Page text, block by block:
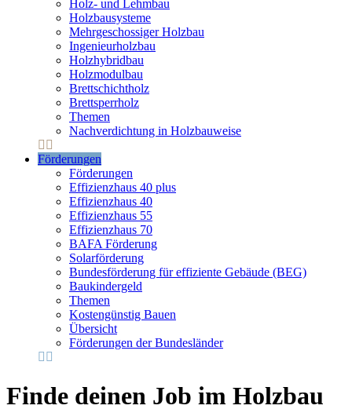
Holz- und Lehmbau
Holzbausysteme
Mehrgeschossiger Holzbau
Ingenieurholzbau
Holzhybridbau
Holzmodulbau
Brettschichtholz
Brettsperrholz
Themen
Nachverdichtung in Holzbauweise
Förderungen
Förderungen
Effizienzhaus 40 plus
Effizienzhaus 40
Effizienzhaus 55
Effizienzhaus 70
BAFA Förderung
Solarförderung
Bundesförderung für effiziente Gebäude (BEG)
Baukindergeld
Themen
Kostengünstig Bauen
Übersicht
Förderungen der Bundesländer
Finde deinen Job im Holzbau